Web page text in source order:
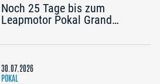
Noch 25 Tage bis zum
Leapmotor Pokal Grand
Tickets zum Preis von zwei
30.07.2026
POKAL